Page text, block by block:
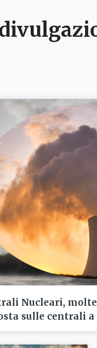
Nucleari,
sulle centrali a